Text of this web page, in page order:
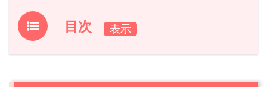
目次
1.『エール』前回第10週48話のあらすじと振り返り